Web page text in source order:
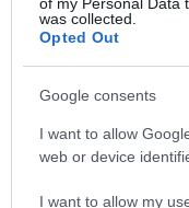
was collected.
Opted Out
Google consents
I want to allow
web or device
I want to allow my
giornate erano solo